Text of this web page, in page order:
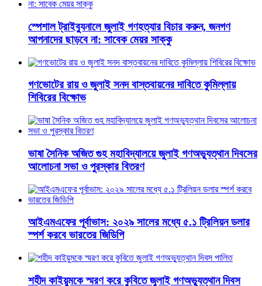
স্পেশাল ট্রাইব্যুনালে জুলাই গণহত্যার বিচার করুন, জনগণ
আপনাদের ছাড়বে না: সাবেক মেয়র সাক্কু
গণভোটের রায় ও জুলাই সনদ বাস্তবায়নের দাবিতে কুমিল্লায়
শিবিরের বিক্ষোভ
ভাষা সৈনিক অজিত গুহ মহাবিদ্যালয়ে জুলাই গণঅভ্যুত্থান দিবসের
আলোচনা সভা ও পুরস্কার বিতরণ
​আইএমএফের পূর্বাভাস: ২০২৯ সালের মধ্যে ৫.১ ট্রিলিয়ন ডলার
স্পর্শ করবে ভারতের জিডিপি
শহীদ কাইয়ুমকে স্মরণ করে কুবিতে জুলাই গণঅভ্যুত্থান দিবস